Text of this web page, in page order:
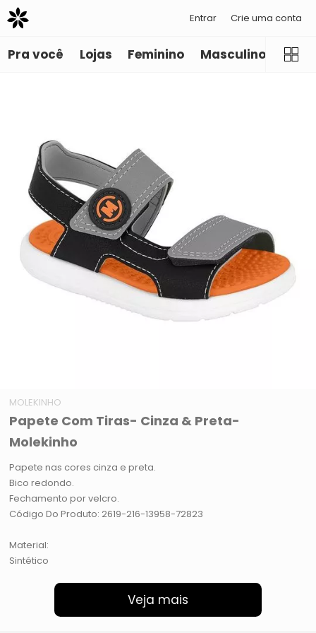
Entrar Crie uma conta
Pra você Lojas Feminino Masculino
MOLEKINHO
Papete Com Tiras- Cinza & Preta-
Molekinho
Papete nas cores cinza e preta.
Bico redondo.
Fechamento por velcro.
Código Do Produto: 2619-216-13958-72823
Material:
Sintético
Veja mais